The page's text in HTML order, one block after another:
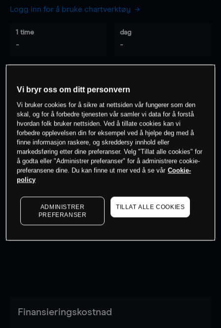
Logg inn for å bruke chartverktøy
1 time
-
dag
-
- -
0% av kunder erpå dette instrumentet
Søk om konto
Kursene er veiledende.Log in
Finansieringskostnad
Vi bryr oss om ditt personvern
Vi bruker cookies for å sikre at nettsiden vår fungerer som den
skal, og for å forbedre tjenesten vår samler vi data for å forstå
hvordan folk bruker nettsiden. Ved å tillate cookies kan vi
forbedre opplevelsen din for eksempel ved å hjelpe deg med å
finne informasjon raskere, og skreddersy innhold eller
markedsføring etter dine preferanser. Velg "Tillat alle cookies" for
å godta eller "Administrer preferanser" for å administrere cookie-
preferansene dine. Du kan finne ut mer ved å se vår Cookie-
policy
ADMINISTRER
PREFERANSER
TILLAT ALLE COOKIES